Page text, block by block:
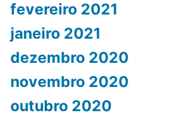
fevereiro 2021
janeiro 2021
dezembro 2020
novembro 2020
outubro 2020